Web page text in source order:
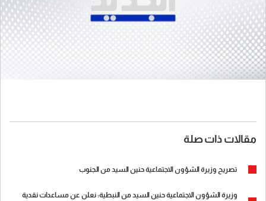
مقالات ذات صلة
تصريح وزيرة الشؤون الاجتماعية حنين السيد من الجنوب
وزيرة الشؤون الاجتماعية حنين السيد من النبطية: نعلن عن مساعدات نقدية